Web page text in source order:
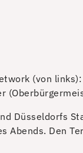
(von links):
Düsseldorfs
Den